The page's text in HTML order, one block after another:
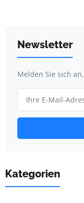
Newsletter
Melden Sie sich
Kategorien